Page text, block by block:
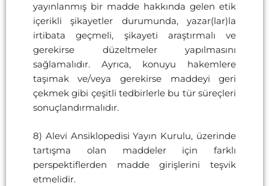
yayınlanmış bir madde hakkında gelen etik
içerikli şikayetler durumunda, yazar(lar)la
irtibata geçmeli, şikayeti araştırmalı ve
gerekirse düzeltmeler yapılmasını
sağlamalıdır. Ayrıca, konuyu hakemlere
taşımak ve/veya gerekirse maddeyi geri
çekmek gibi çeşitli tedbirlerle bu tür süreçleri
sonuçlandırmalıdır.
8) Alevi Ansiklopedisi Yayın Kurulu, üzerinde
tartışma olan maddeler için farklı
perspektiflerden madde girişlerini teşvik
etmelidir.